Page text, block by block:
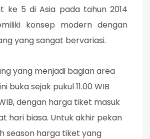
ke 5 di Asia pada tahun 2014
konsep modern dengan
yang sangat bervariasi.
yang menjadi bagian area
buka sejak pukul 11.00 WIB
dengan harga tiket masuk
hari biasa. Untuk akhir pekan
season harga tiket yang